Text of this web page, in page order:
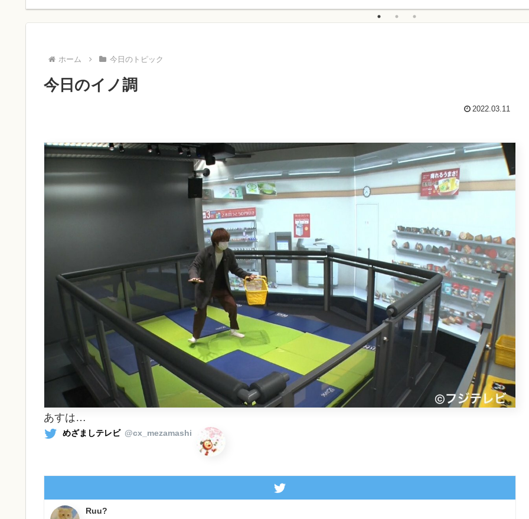
ホーム 今日のトピック
今日のイノ調
2022.03.11
あすは…
めざましテレビ @cx_mezamashi
Ruu?